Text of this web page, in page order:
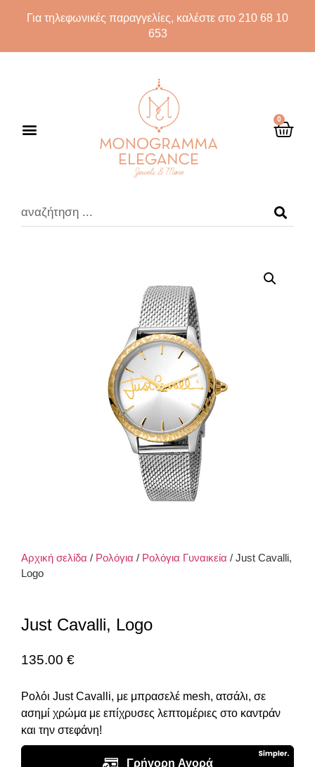
Για τηλεφωνικές παραγγελίες, καλέστε στο 210 68 10
653
0
Αρχική σελίδα / Ρολόγια / Ρολόγια Γυναικεία / Just Cavalli,
Logo
Just Cavalli, Logo
135.00 €
Ρολόι Just Cavalli, με μπρασελέ mesh, ατσάλι, σε
ασημί χρώμα με επίχρυσες λεπτομέριες στο καντράν
και την στεφάνη!